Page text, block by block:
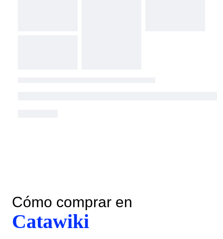
Cómo comprar en
Catawiki